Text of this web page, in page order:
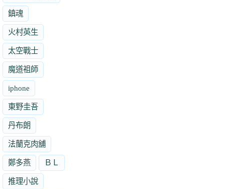
鎮魂
火村英生
太空戰士
魔道祖師
iphone
東野圭吾
丹布朗
法蘭克肉舖
鄭多燕 ＢＬ
推理小說